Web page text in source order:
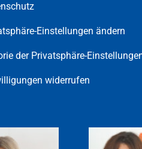
Einstellungen ändern
der Privatsphäre-
widerrufen